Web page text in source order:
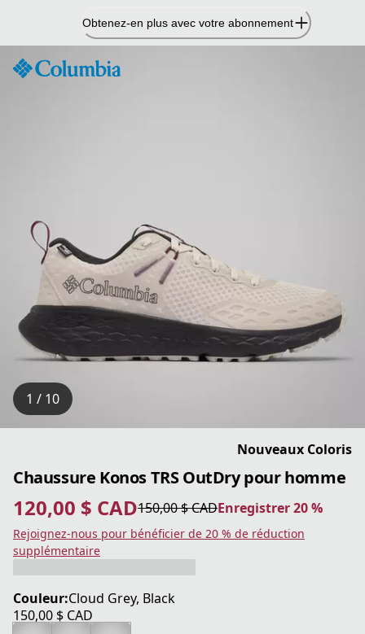
contenu
Obtenez-en plus avec votre abonnement
1 / 10
Nouveaux Coloris
Chaussure Konos TRS OutDry pour homme
120,00 $ CAD
prix actuel 120,00 $ CAD150,00 $ CAD
prix original 150,00 $ CAD Enregistrer 20 %
Enregistrer 20 %
Rejoignez-nous pour bénéficier de 20 % de réduction
supplémentaire
Couleur:Cloud Grey, Black
150,00 $ CAD
prix actuel 150,00 $ CAD